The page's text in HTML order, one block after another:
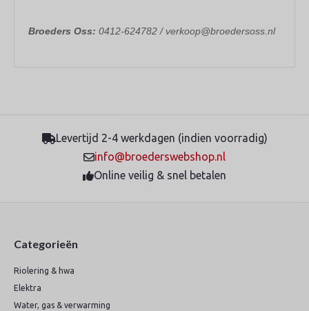
Broeders Oss: 0412-624782 / verkoop@broedersoss.nl
Levertijd 2-4 werkdagen (indien voorradig)
info@broederswebshop.nl
Online veilig & snel betalen
Categorieën
Riolering & hwa
Elektra
Water, gas & verwarming